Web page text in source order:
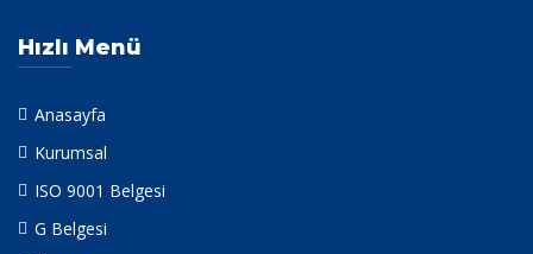
Hızlı Menü
Anasayfa
Kurumsal
ISO 9001 Belgesi
G Belgesi